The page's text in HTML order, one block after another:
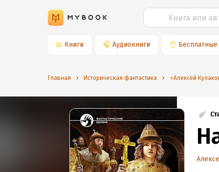
📖 Книги 🎧 Аудиокниги 👌 Бесплатные
Главная Историческая фантастика ⭐️Алексей